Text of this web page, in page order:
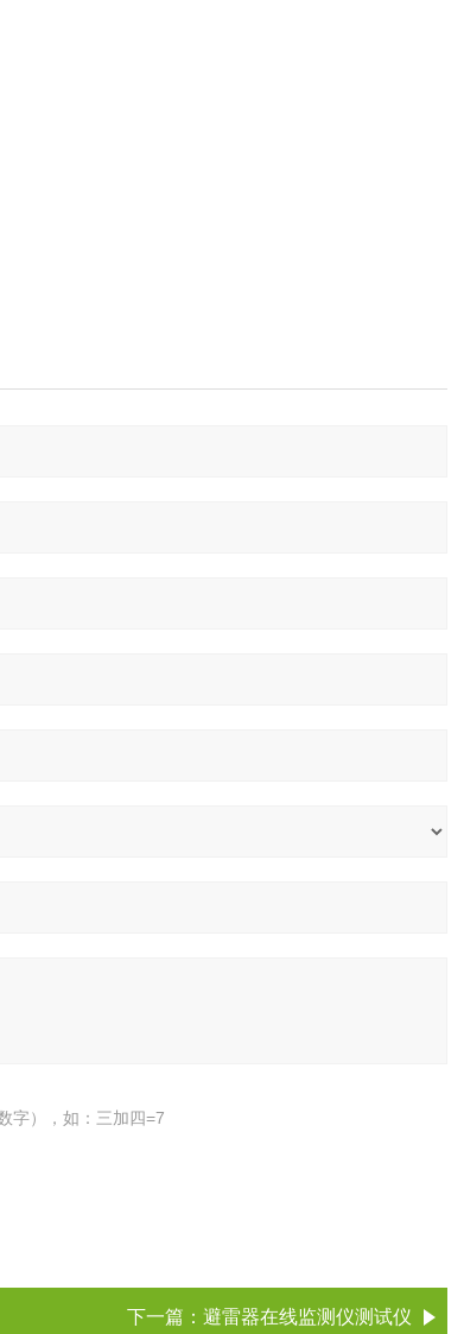
字），如：三加四=7
下一篇： 避雷器在线监测仪测试仪